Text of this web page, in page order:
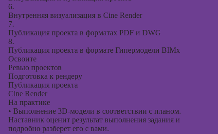
6.
Внутренняя визуализация в Cine Render
7.
Публикация проекта в форматах PDF и DWG
8.
Публикация проекта в формате Гипермодели BIMx
Освоите
Ревью проектов
Подготовка к рендеру
Публикация проекта
Cine Render
На практике
• Выполнение 3D-модели в соответствии с планом.
Наставник оценит результат выполнения задания и
подробно разберет его с вами.